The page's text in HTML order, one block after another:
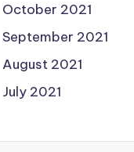
October 2021
September 2021
August 2021
July 2021